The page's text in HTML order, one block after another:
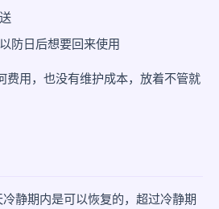
防日后想要回来使用
费用，也没有维护成本，放着不管就
静期内是可以恢复的，超过冷静期